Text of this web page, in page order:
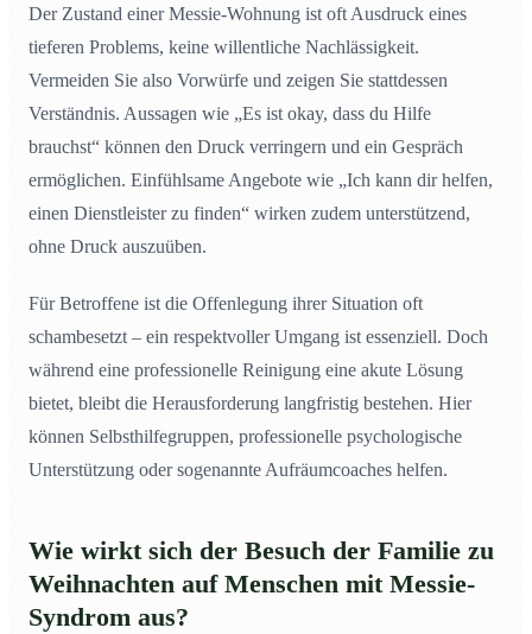
Der Zustand einer Messie-Wohnung ist oft Ausdruck eines
tieferen Problems, keine willentliche Nachlässigkeit.
Vermeiden Sie also Vorwürfe und zeigen Sie stattdessen
Verständnis. Aussagen wie „Es ist okay, dass du Hilfe
brauchst“ können den Druck verringern und ein Gespräch
ermöglichen. Einfühlsame Angebote wie „Ich kann dir helfen,
einen Dienstleister zu finden“ wirken zudem unterstützend,
ohne Druck auszuüben.
Für Betroffene ist die Offenlegung ihrer Situation oft
schambesetzt – ein respektvoller Umgang ist essenziell. Doch
während eine professionelle Reinigung eine akute Lösung
bietet, bleibt die Herausforderung langfristig bestehen. Hier
können Selbsthilfegruppen, professionelle psychologische
Unterstützung oder sogenannte Aufräumcoaches helfen.
Wie wirkt sich der Besuch der Familie zu
Weihnachten auf Menschen mit Messie-
Syndrom aus?